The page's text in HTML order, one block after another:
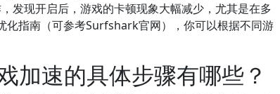
发现开启后，游戏的卡顿现象大幅减少，尤其是在多
化指南（可参考Surfshark官网），你可以根据不同游
加速的具体步骤有哪些？